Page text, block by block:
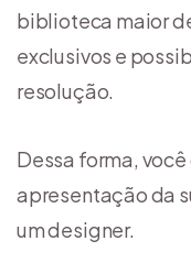
biblioteca maior
exclusivos e
resolução.
Dessa forma,
apresentação da
um designer.